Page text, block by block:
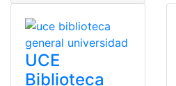
UCE
Biblioteca